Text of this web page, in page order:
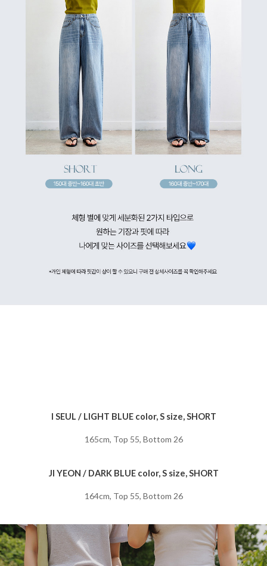
I SEUL / LIGHT BLUE color, S size, SHORT
165cm, Top 55, Bottom 26
JI YEON / DARK BLUE color, S size, SHORT
164cm, Top 55, Bottom 26